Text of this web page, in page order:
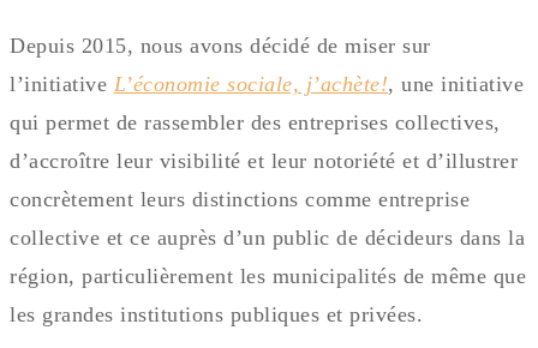
Depuis 2015, nous avons décidé de miser sur
l’initiative L’économie sociale, j’achète!, une initiative
qui permet de rassembler des entreprises collectives,
d’accroître leur visibilité et leur notoriété et d’illustrer
concrètement leurs distinctions comme entreprise
collective et ce auprès d’un public de décideurs dans la
région, particulièrement les municipalités de même que
les grandes institutions publiques et privées.